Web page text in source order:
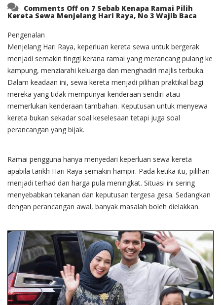
Comments Off on 7 Sebab Kenapa Ramai Pilih
Kereta Sewa Menjelang Hari Raya, No 3 Wajib Baca
Pengenalan
Menjelang Hari Raya, keperluan kereta sewa untuk bergerak
menjadi semakin tinggi kerana ramai yang merancang pulang ke
kampung, menziarahi keluarga dan menghadiri majlis terbuka.
Dalam keadaan ini, sewa kereta menjadi pilihan praktikal bagi
mereka yang tidak mempunyai kenderaan sendiri atau
memerlukan kenderaan tambahan. Keputusan untuk menyewa
kereta bukan sekadar soal keselesaan tetapi juga soal
perancangan yang bijak.
Ramai pengguna hanya menyedari keperluan sewa kereta
apabila tarikh Hari Raya semakin hampir. Pada ketika itu, pilihan
menjadi terhad dan harga pula meningkat. Situasi ini sering
menyebabkan tekanan dan keputusan tergesa gesa. Sedangkan
dengan perancangan awal, banyak masalah boleh dielakkan.